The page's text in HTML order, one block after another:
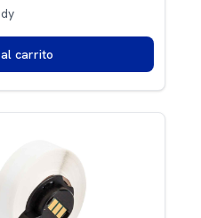
carrito